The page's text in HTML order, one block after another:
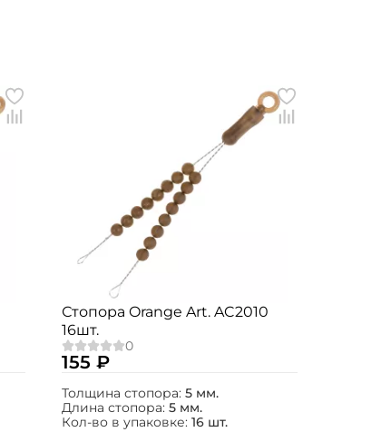
Стопора Orange Art. AC2010
16шт.
155 ₽
Толщина стопора: 5 мм.
Длина стопора: 5 мм.
Кол-во в упаковке: 16 шт.